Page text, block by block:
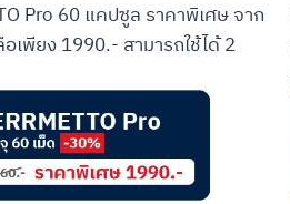
Pro 60 แคปซูล ราคาพิเศษ จาก
เพียง 1990.- สามารถใช้ได้ 2